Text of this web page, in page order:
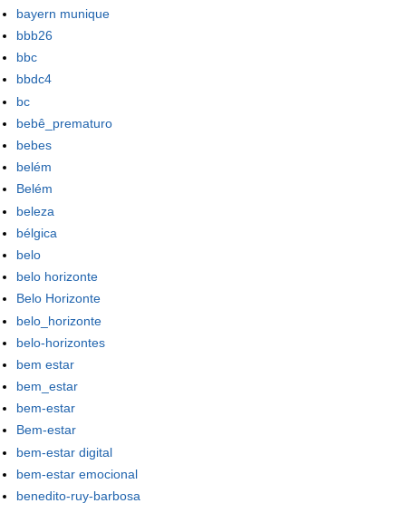
bayern munique
bbb26
bbc
bbdc4
bc
bebê_prematuro
bebes
belém
Belém
beleza
bélgica
belo
belo horizonte
Belo Horizonte
belo_horizonte
belo-horizontes
bem estar
bem_estar
bem-estar
Bem-estar
bem-estar digital
bem-estar emocional
benedito-ruy-barbosa